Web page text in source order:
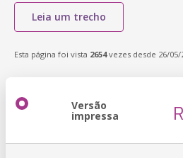
Leia um trecho
Esta página foi vista 2654vezes desde 26/05/
Versão
impressa